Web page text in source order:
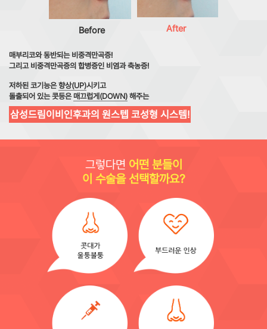
Before After
매부리코와 동반되는 비중격만곡증!
그리고 비중격만곡증의 합병증인 비염과 축농증!
저하된 코기능은향상(UP)시키고
돌출되어 있는 콧등은매끄럽게(DOWN) 해주는
삼성드림이비인후과의 원스텝 코성형 시스템!
그렇다면 어떤 분들이
이 수술을 선택할까요?